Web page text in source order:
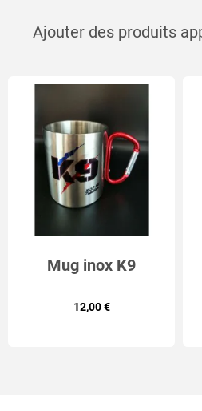
Ajouter des produits
Mug inox K9
12,00 €